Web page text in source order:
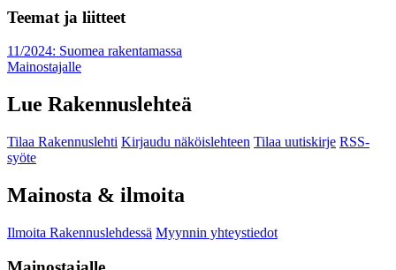
Teemat ja liitteet
11/2024: Suomea rakentamassa
Mainostajalle
Lue Rakennuslehteä
Tilaa Rakennuslehti Kirjaudu näköislehteen Tilaa uutiskirje RSS-
syöte
Mainosta & ilmoita
Ilmoita Rakennuslehdessä Myynnin yhteystiedot